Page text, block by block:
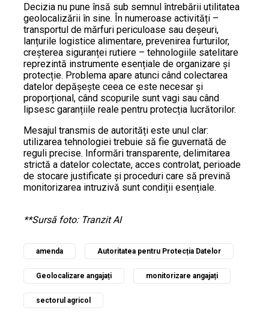
Decizia nu pune însă sub semnul întrebării utilitatea
geolocalizării în sine. În numeroase activități –
transportul de mărfuri periculoase sau deșeuri,
lanțurile logistice alimentare, prevenirea furturilor,
creșterea siguranței rutiere – tehnologiile satelitare
reprezintă instrumente esențiale de organizare și
protecție. Problema apare atunci când colectarea
datelor depășește ceea ce este necesar și
proporțional, când scopurile sunt vagi sau când
lipsesc garanțiile reale pentru protecția lucrătorilor.
Mesajul transmis de autorități este unul clar:
utilizarea tehnologiei trebuie să fie guvernată de
reguli precise. Informări transparente, delimitarea
strictă a datelor colectate, acces controlat, perioade
de stocare justificate și proceduri care să prevină
monitorizarea intruzivă sunt condiții esențiale.
**Sursă foto: Tranzit AI
amenda Autoritatea pentru Protecția Datelor
Geolocalizare angajați monitorizare angajați
sectorul agricol